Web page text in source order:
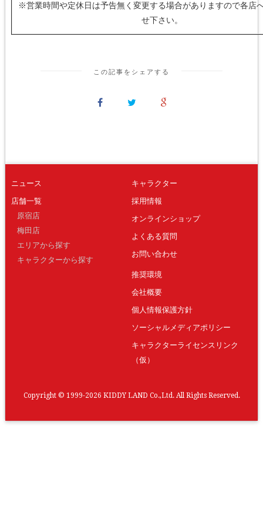
※営業時間や定休日は予告無く変更する場合がありますので各店
せ下さい。
この記事をシェアする
ニュース
店舗一覧
原宿店
梅田店
エリアから探す
キャラクターから探す
キャラクター
採用情報
オンラインショップ
よくある質問
お問い合わせ
推奨環境
会社概要
個人情報保護方針
ソーシャルメディアポリシー
キャラクターライセンスリンク
（仮）
Copyright © 1999-2026 KIDDY LAND Co.,Ltd. All Rights Reserved.